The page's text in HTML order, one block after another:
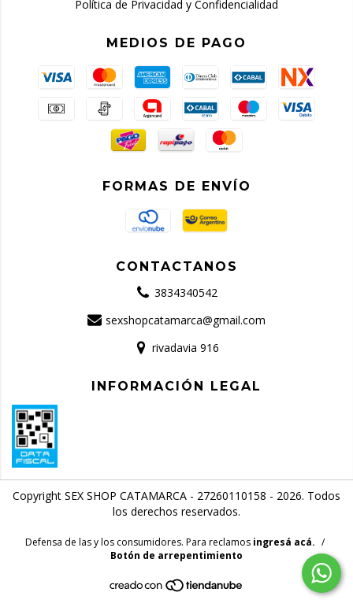
Política de Privacidad y Confidencialidad
MEDIOS DE PAGO
FORMAS DE ENVÍO
CONTACTANOS
3834340542
sexshopcatamarca@gmail.com
rivadavia 916
INFORMACIÓN LEGAL
Copyright SEX SHOP CATAMARCA - 27260110158 - 2026. Todos
los derechos reservados.
Defensa de las y los consumidores. Para reclamos ingresá acá. /
Botón de arrepentimiento